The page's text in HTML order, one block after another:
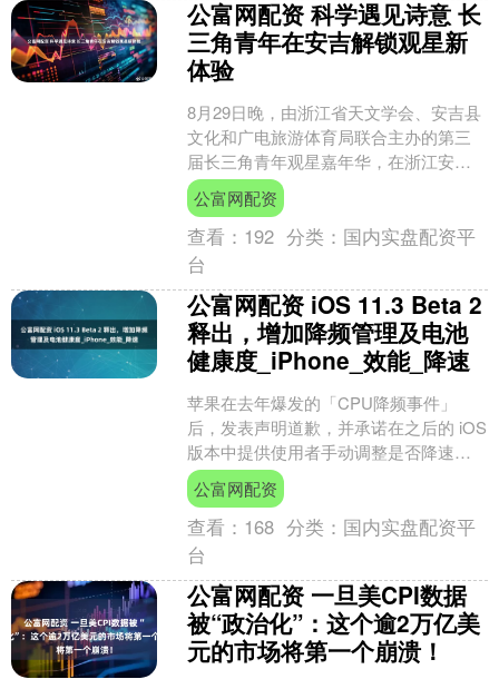
公富网配资 科学遇见诗意 长
三角青年在安吉解锁观星新
体验
8月29日晚，由浙江省天文学会、安吉县
文化和广电旅游体育局联合主办的第三
届长三角青年观星嘉年华，在浙江安
吉“摘星星的地方”浪漫启幕。本次活动
以“星空诗乐 山野为....
公富网配资
查看： 192 分类： 国内实盘配资平
台
公富网配资 iOS 11.3 Beta 2
释出，增加降频管理及电池
健康度_iPhone_效能_降速
苹果在去年爆发的「CPU降频事件」
后，发表声明道歉，并承诺在之后的 iOS
版本中提供使用者手动调整是否降速的
选项，并告知使用者目前的电池健康度
情形。今天（2/....
公富网配资
查看： 168 分类： 国内实盘配资平
台
公富网配资 一旦美CPI数据
被“政治化”：这个逾2万亿美
元的市场将第一个崩溃！